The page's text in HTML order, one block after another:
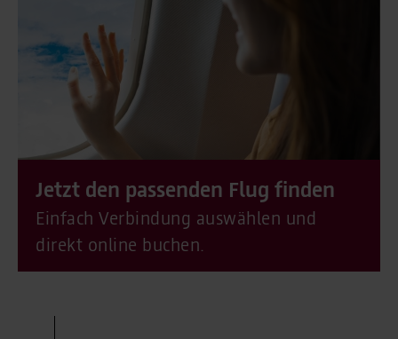
Jetzt den passenden Flug finden
Einfach Verbindung auswählen und
direkt online buchen.